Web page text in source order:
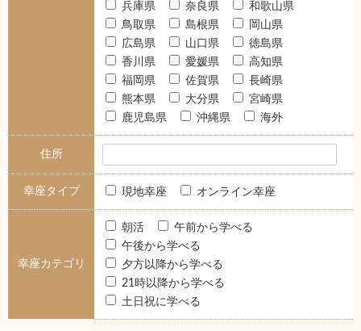
兵庫県
奈良県
和歌山県
鳥取県
島根県
岡山県
広島県
山口県
徳島県
香川県
愛媛県
高知県
福岡県
佐賀県
長崎県
熊本県
大分県
宮崎県
鹿児島県
沖縄県 海外
住所
幸座タイプ 現地幸座 オンライン幸座
幸座カテゴリ
朝活
午前から学べる
午後から学べる
夕方以降から学べる
21時以降から学べる
土日祝に学べる